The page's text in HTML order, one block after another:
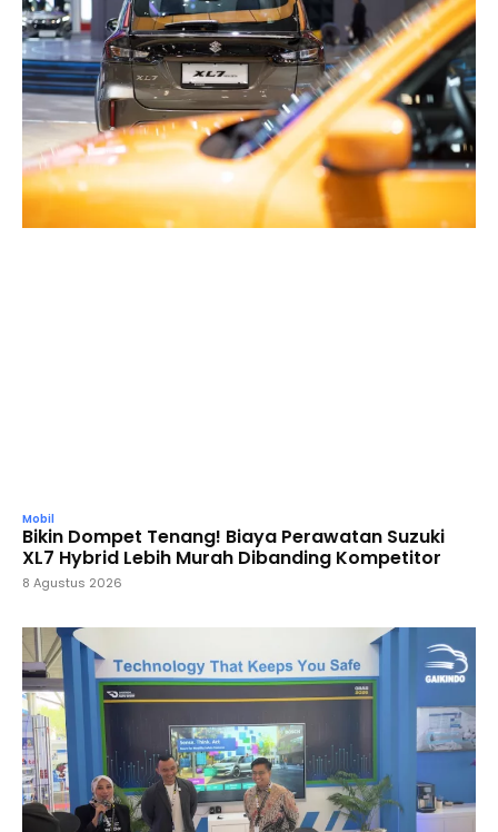
Mobil
Bikin Dompet Tenang! Biaya Perawatan Suzuki
XL7 Hybrid Lebih Murah Dibanding Kompetitor
8 Agustus 2026